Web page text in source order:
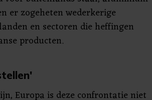
er zogeheten wederkerige
en sectoren die heffingen
producten.
Europa is deze confrontatie niet